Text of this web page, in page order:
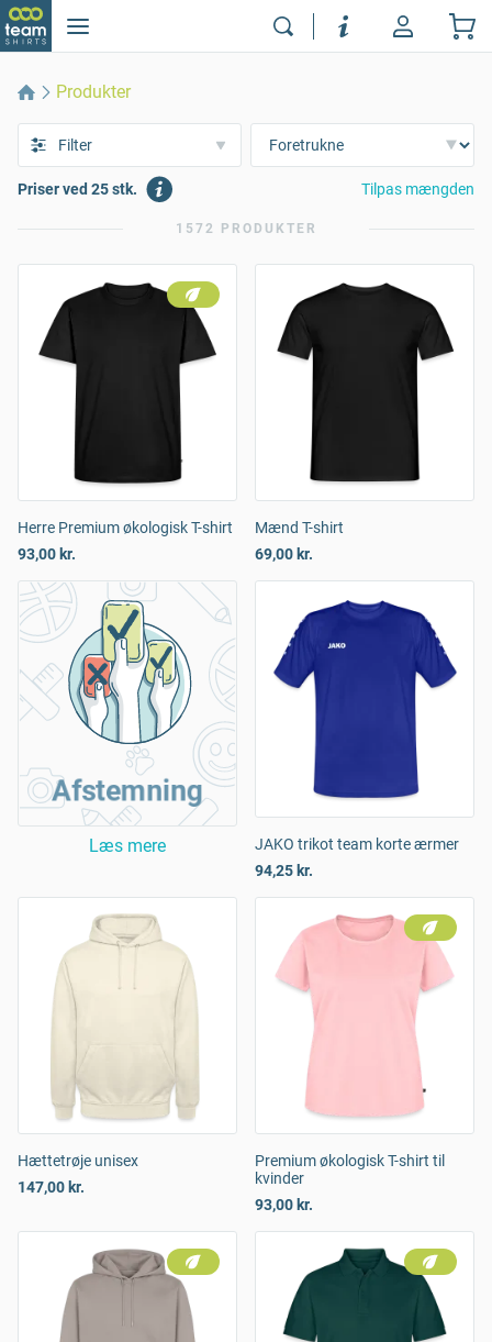
Produkter
Filter
Priser ved 25 stk. Tilpas mængden
1572 PRODUKTER
Herre Premium økologisk T-shirt
93,00 kr.
Mænd T-shirt
69,00 kr.
Afstemning
Læs mere
JAKO trikot team korte ærmer
94,25 kr.
Hættetrøje unisex
147,00 kr.
Premium økologisk T-shirt til
kvinder
93,00 kr.